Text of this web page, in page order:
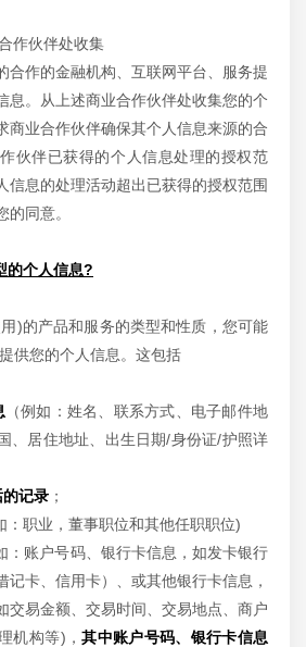
作伙伴处收集
合作的金融机构、互联网平台、服务提
息。从上述商业合作伙伴处收集您的个
商业合作伙伴确保其个人信息来源的合
伙伴已获得的个人信息处理的授权范
信息的处理活动超出已获得的授权范围
的同意。
的个人信息?
)的产品和服务的类型和性质，您可能
供您的个人信息。这包括
（例如：姓名、联系方式、电子邮件地
、居住地址、出生日期/身份证/护照详
记录 ；
：职业，董事职位和其他任职职位)
：账户号码、银行卡信息，如发卡银行
记卡、信用卡）、或其他银行卡信息，
交易金额、交易时间、交易地点、商户
机构等)，其中账户号码、银行卡信息